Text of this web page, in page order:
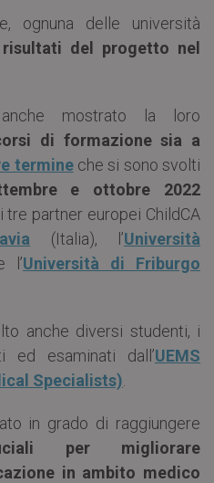
ognuna delle università
del progetto nel
mostrato la loro
di formazione sia a
termineche si sono svolti
e ottobre 2022
partner europei ChildCA
(Italia), l’Università
l’Università di Friburgo
anche diversi studenti, i
ed esaminati dall’UEMS
Specialists)
in grado di raggiungere
per migliorare
in ambito medico